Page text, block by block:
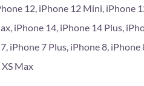
12, iPhone 12 Mini, iPhone
iPhone 14, iPhone 14 Plus,
7 Plus, iPhone 8, iPhone
Max